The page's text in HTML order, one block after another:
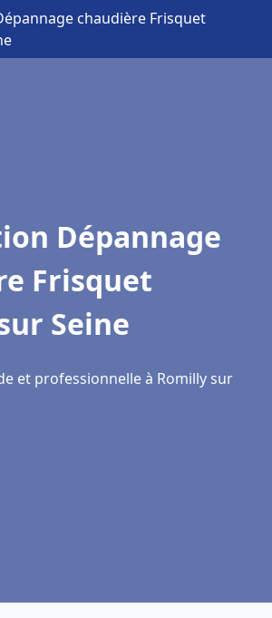
chaudière Frisquet
Dépannage
Frisquet
Seine
et professionnelle à Romilly sur